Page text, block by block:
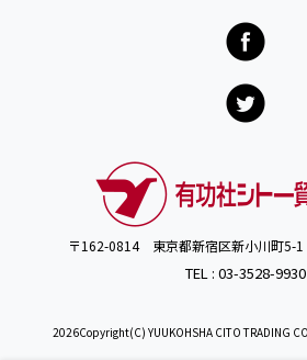
〒162-0814 東京都新宿区新小川町5-1
TEL : 03-3528-9930
2026Copyright(C) YUUKOHSHA CITO TRADING